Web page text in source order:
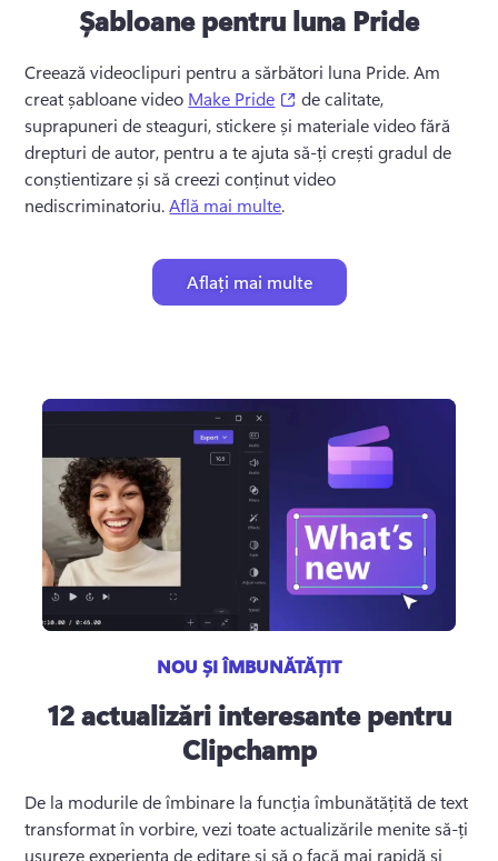
Șabloane pentru luna Pride
Creează videoclipuri pentru a sărbători luna Pride. Am
creat șabloane video Make Pride (opens in a new tab)
de calitate,
suprapuneri de steaguri, stickere și materiale video fără
drepturi de autor, pentru a te ajuta să-ți crești gradul de
conștientizare și să creezi conținut video
nediscriminatoriu. Află mai multe.
Aflați mai multe
NOU ȘI ÎMBUNĂTĂȚIT
12 actualizări interesante pentru
Clipchamp
De la modurile de îmbinare la funcția îmbunătățită de text
transformat în vorbire, vezi toate actualizările menite să-ți
ușureze experiența de editare și să o facă mai rapidă și